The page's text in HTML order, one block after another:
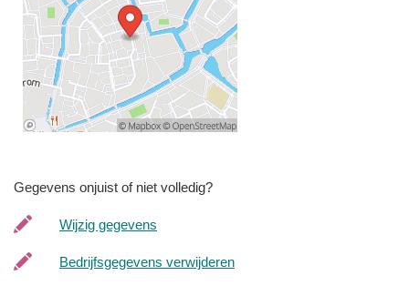
Gegevens onjuist of niet volledig?
Wijzig gegevens
Bedrijfsgegevens verwijderen